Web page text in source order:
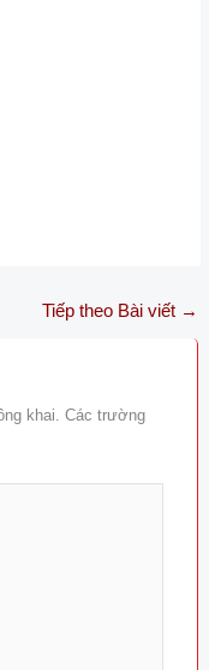
Tiếp theo Bài viết →
khai. Các trường